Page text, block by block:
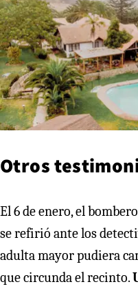
Otros
El 6 de enero, el
se refirió ante los
adulta mayor pudiera
que circunda el recinto.